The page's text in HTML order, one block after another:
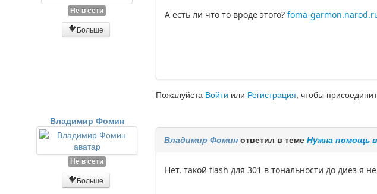
Не в сети
Больше
А есть ли что то вроде этого?foma-
Пожалуйста Войти или Регистрация, чтобы
Владимир Фомин
Не в сети
Больше
Владимир Фомин ответил в темеНужна помощь в
Нет, тaкой flash для 301 в тональности до диез я